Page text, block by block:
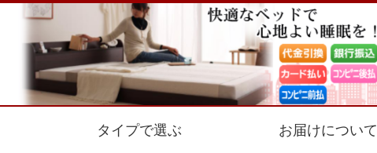
タイプで選ぶ お届けについて